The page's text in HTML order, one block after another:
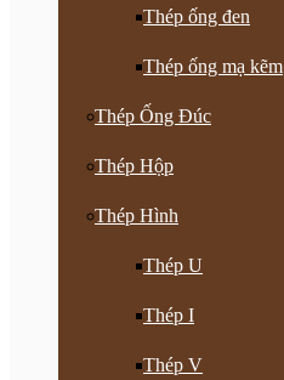
Thép ống đen
Thép ống mạ kẽm
Thép Ống Đúc
Thép Hộp
Thép Hình
Thép U
Thép I
Thép V